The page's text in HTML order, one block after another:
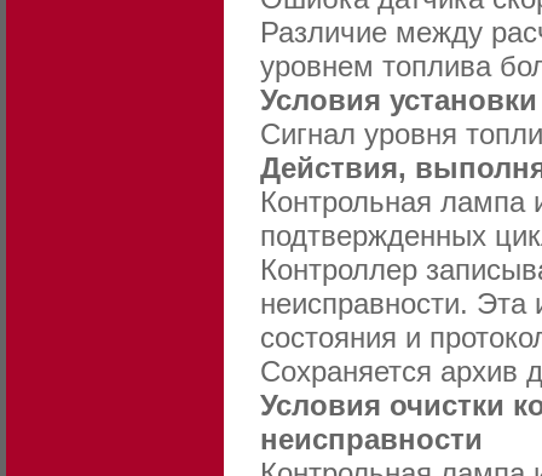
Различие между
уровнем топлива
Условия
Сигнал уровня
Действия,
Контрольная лампа
подтвержденных
Контроллер
неисправности.
состояния и
Сохраняется архив
Условия очистки
неисправности